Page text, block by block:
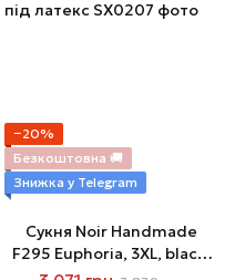
−20%
Безкоштовна 🚚
Знижка у Telegram
Сукня Noir Handmade
F295 Euphoria, 3XL, black,
мереживо, глибоке